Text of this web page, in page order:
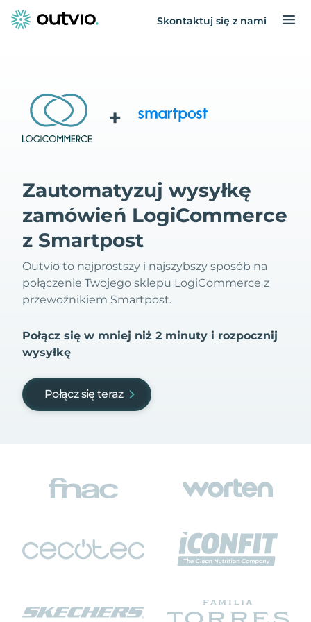
Skontaktuj się z nami
+
Zautomatyzuj wysyłkę
zamówień LogiCommerce
z Smartpost
Outvio to najprostszy i najszybszy sposób na
połączenie Twojego sklepu LogiCommerce z
przewoźnikiem Smartpost.
Połącz się w mniej niż 2 minuty i rozpocznij
wysyłkę
Połącz się teraz